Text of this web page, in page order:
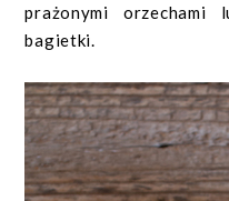
prażonymi
bagietki.